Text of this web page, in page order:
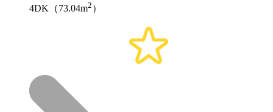
4DK（73.04m2 ）